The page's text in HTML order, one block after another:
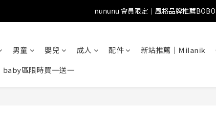
nununu 會員限定｜風格品牌推薦BOBO
男童 嬰兒 成人 配件 新站推薦｜Milanik
baby區限時買一送一